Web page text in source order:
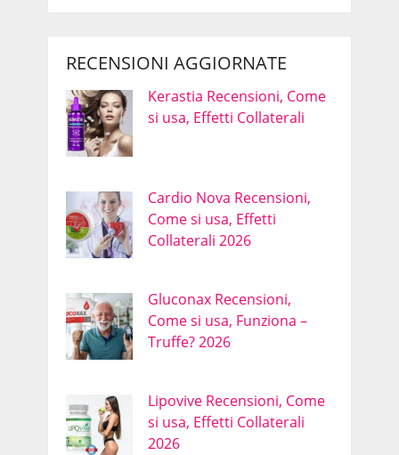
RECENSIONI AGGIORNATE
Kerastia Recensioni, Come
si usa, Effetti Collaterali
Cardio Nova Recensioni,
Come si usa, Effetti
Collaterali 2026
Gluconax Recensioni,
Come si usa, Funziona –
Truffe? 2026
Lipovive Recensioni, Come
si usa, Effetti Collaterali
2026